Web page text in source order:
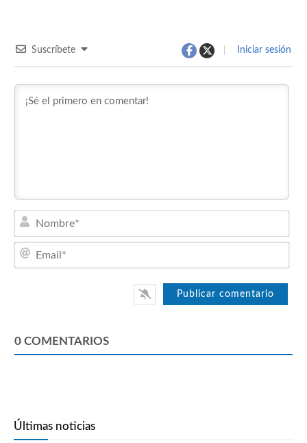
Suscríbete Iniciar sesión
0 COMENTARIOS
Últimas noticias